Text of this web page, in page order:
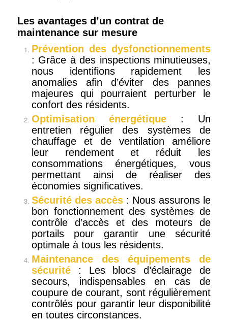
Les avantages d’un contrat de
maintenance sur mesure
Prévention des dysfonctionnements
: Grâce à des inspections minutieuses,
nous identifions rapidement les
anomalies afin d’éviter des pannes
majeures qui pourraient perturber le
confort des résidents.
Optimisation énergétique: Un
entretien régulier des systèmes de
chauffage et de ventilation améliore
leur rendement et réduit les
consommations énergétiques, vous
permettant ainsi de réaliser des
économies significatives.
Sécurité des accès: Nous assurons le
bon fonctionnement des systèmes de
contrôle d’accès et des moteurs de
portails pour garantir une sécurité
optimale à tous les résidents.
Maintenance des équipements de
sécurité: Les blocs d’éclairage de
secours, indispensables en cas de
coupure de courant, sont régulièrement
contrôlés pour garantir leur disponibilité
en toutes circonstances.